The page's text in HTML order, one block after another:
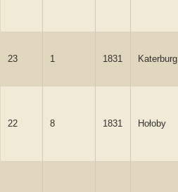
23 1 1831 Katerburg
22 8 1831 Hołoby